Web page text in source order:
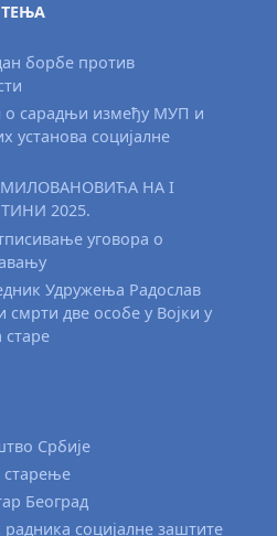
борбе против
о сарадњи између МУП и
установа социјалне
МИЛОВАНОВИЋА НА I
2025.
уговора о
Удружења Радослав
две особе у Војки у
старе
Србије
старење
Београд
социјалне заштите